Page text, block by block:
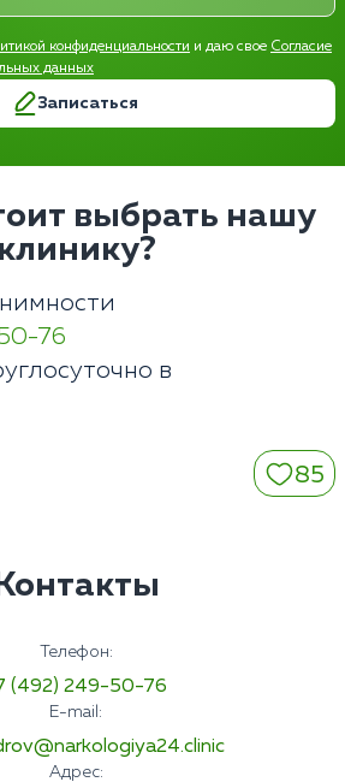
конфиденциальности и даю свое Согласие
данных
Записаться
выбрать нашу
клинику?
76
в
85
Контакты
Телефон:
(492) 249-50-76
E-mail:
Адрес: